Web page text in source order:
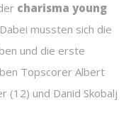
charisma young
mussten sich die
und die erste
Topscorer Albert
(12) und Danid Skobalj